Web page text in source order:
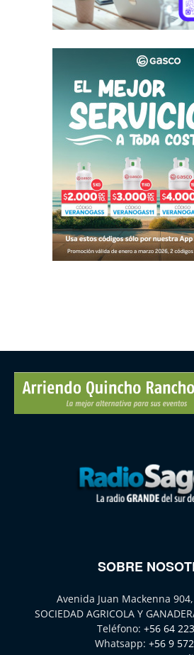
SOBRE
Avenida Juan Mackenna
SOCIEDAD AGRICOLA Y
Teléfono: +56 64
Whatsapp: +56 9